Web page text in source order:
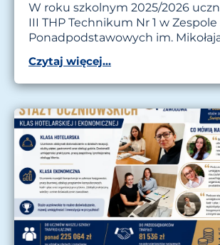
W roku szkolnym 2025/2026
III THP Technikum Nr 1 w Zespole
Ponadpodstawowych im.
Czytaj więcej...